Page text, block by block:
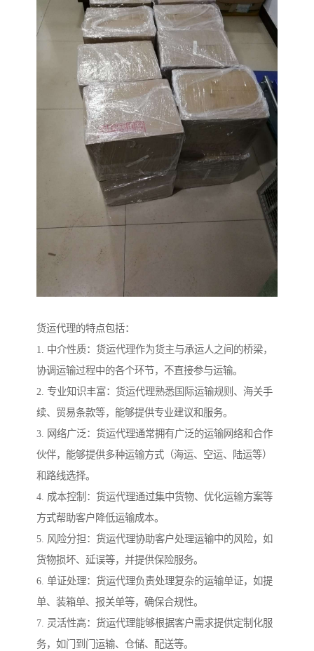
货运代理的特点包括：
1. 中介性质：货运代理作为货主与承运人之间的桥梁，
协调运输过程中的各个环节，不直接参与运输。
2. 专业知识丰富：货运代理熟悉国际运输规则、海关手
续、贸易条款等，能够提供专业建议和服务。
3. 网络广泛：货运代理通常拥有广泛的运输网络和合作
伙伴，能够提供多种运输方式（海运、空运、陆运等）
和路线选择。
4. 成本控制：货运代理通过集中货物、优化运输方案等
方式帮助客户降低运输成本。
5. 风险分担：货运代理协助客户处理运输中的风险，如
货物损坏、延误等，并提供保险服务。
6. 单证处理：货运代理负责处理复杂的运输单证，如提
单、装箱单、报关单等，确保合规性。
7. 灵活性高：货运代理能够根据客户需求提供定制化服
务，如门到门运输、仓储、配送等。